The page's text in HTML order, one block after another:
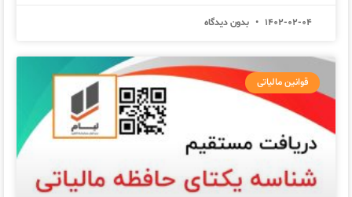
1402-02-04 بدون دیدگاه
قوانین مالیاتی